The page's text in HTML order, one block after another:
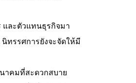
และตัวแทนธุรกิจมา
ทรรศการยังจะจัดให้มี
าคมที่สะดวกสบาย